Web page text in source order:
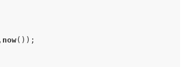
, now());